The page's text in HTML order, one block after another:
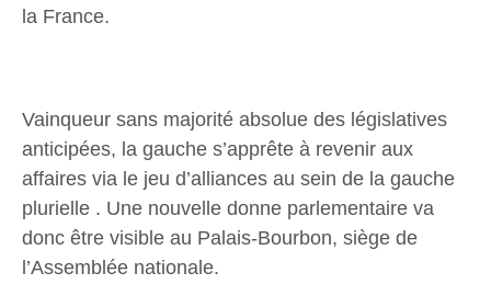
la France.
Vainqueur sans majorité absolue des législatives
anticipées, la gauche s’apprête à revenir aux
affaires via le jeu d’alliances au sein de la gauche
plurielle . Une nouvelle donne parlementaire va
donc être visible au Palais-Bourbon, siège de
l’Assemblée nationale.